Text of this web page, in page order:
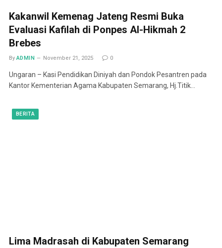
Kakanwil Kemenag Jateng Resmi Buka
Evaluasi Kafilah di Ponpes Al-Hikmah 2
Brebes
By ADMIN November 21, 2025 0
Ungaran – Kasi Pendidikan Diniyah dan Pondok Pesantren pada
Kantor Kementerian Agama Kabupaten Semarang, Hj.Titik…
BERITA
Lima Madrasah di Kabupaten Semarang